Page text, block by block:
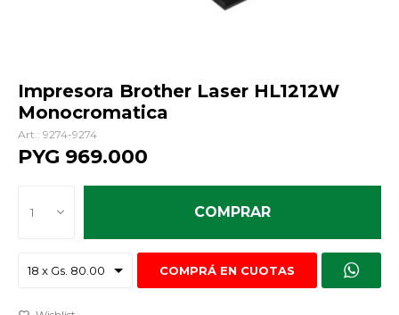
Impresora Brother Laser HL1212W
Monocromatica
9274-9274
PYG 969.000
1 COMPRAR
COMPRÁ EN CUOTAS